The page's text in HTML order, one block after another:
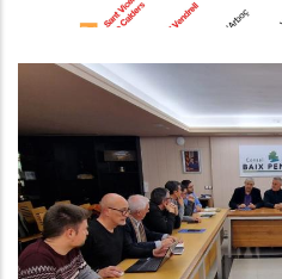
El Consell
Penedès
Per A
PUOSC